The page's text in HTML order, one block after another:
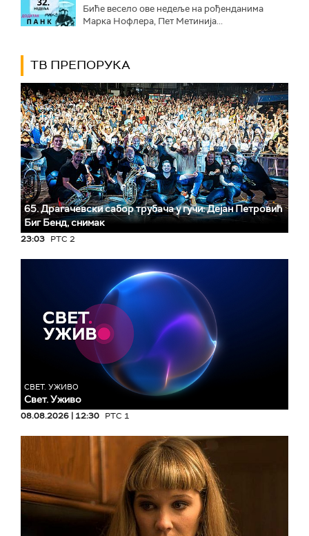
Биће весело ове недеље на рођенданима
Марка Нофлера, Пет Метинија...
ТВ ПРЕПОРУКА
65. Драгачевски сабор трубача у гучи: Дејан Петровић
Биг Бeнд, снимак
23:03 РТС 2
СВЕТ. УЖИВО
Свет. Уживо
08.08.2026 | 12:30 РТС 1